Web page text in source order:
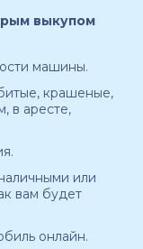
выкупом
машины.
крашеные,
в аресте,
или
вам будет
онлайн.